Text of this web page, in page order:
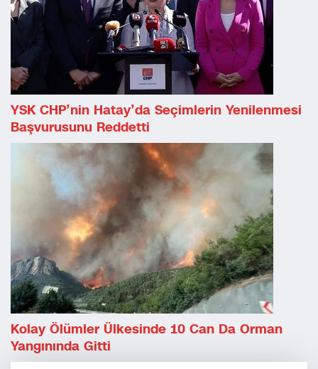
YSK CHP’nin Hatay’da Seçimlerin Yenilenmesi
Başvurusunu Reddetti
Kolay Ölümler Ülkesinde 10 Can Da Orman
Yangınında Gitti